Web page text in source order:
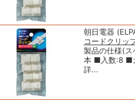
朝日電器
コードクリ
製品の仕様(
本 ■入数:8 ■
詳...